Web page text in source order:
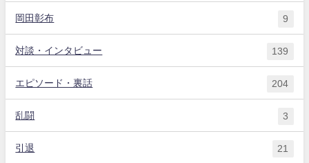
岡田彰布 9
対談・インタビュー 139
エピソード・裏話 204
乱闘 3
引退 21